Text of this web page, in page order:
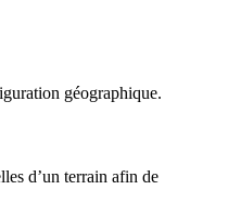
géographique.
d’un terrain afin de